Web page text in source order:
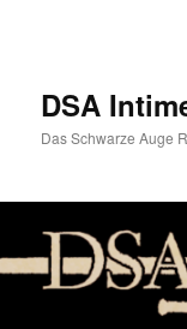
DSA
Das Schwarze Auge